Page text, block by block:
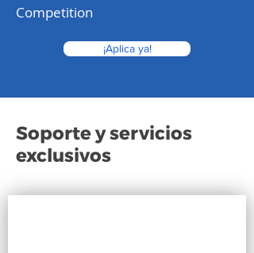
Competition
¡Aplica ya!
Soporte y servicios
exclusivos